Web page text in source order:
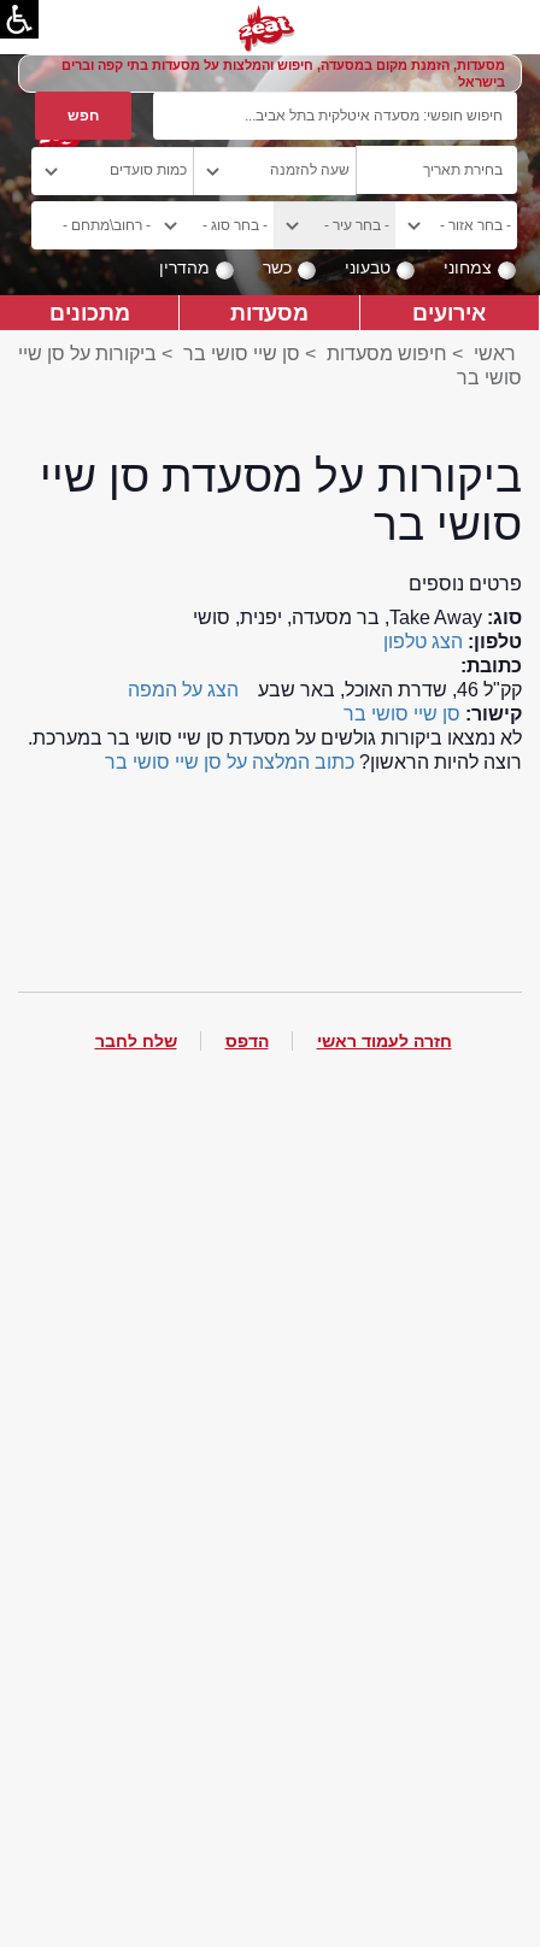
מסעדות, הזמנת מקום במסעדה, חיפוש והמלצות על מסעדות בתי קפה וברים
בישראל
צמחוני טבעוני כשר מהדרין
אירועים מסעדות מתכונים
ראשי > חיפוש מסעדות > סן שיי סושי בר > ביקורות על סן שיי
סושי בר
ביקורות על מסעדת סן שיי
סושי בר
פרטים נוספים
סוג: Take Away, בר מסעדה, יפנית, סושי
טלפון: הצג טלפון
כתובת:
קק"ל 46, שדרת האוכל, באר שבע
הצג על המפה
קישור: סן שיי סושי בר
לא נמצאו ביקורות גולשים על מסעדת סן שיי סושי בר במערכת.
רוצה להיות הראשון? כתוב המלצה על סן שיי סושי בר
חזרה לעמוד ראשי הדפס שלח לחבר